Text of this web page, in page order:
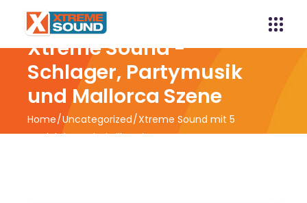
Xtreme Sound -
Schlager, Partymusik
und Mallorca Szene
Home Uncategorized Xtreme Sound mit 5
Produktionen bei Silbereisen